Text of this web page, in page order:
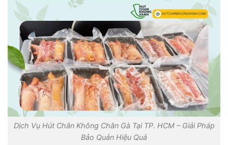
Dịch Vụ Hút Chân Không Chân Gà Tại TP. HCM – Giải Pháp
Bảo Quản Hiệu Quả